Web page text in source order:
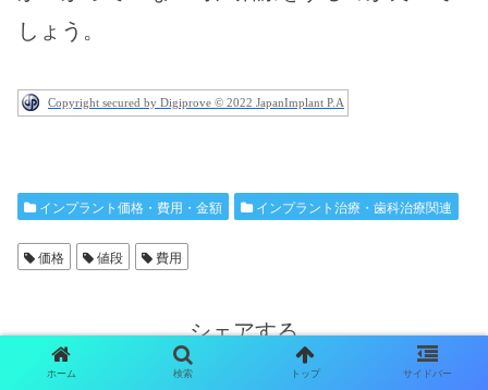
しょう。
Copyright secured by Digiprove © 2022 JapanImplant P.A
インプラント価格・費用・金額 インプラント治療・歯科治療関連
価格 値段 費用
シェアする
はてブ
ホーム 検索 トップ サイドバー